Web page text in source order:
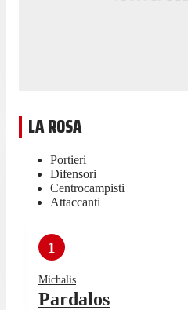
LA ROSA
Portieri
Difensori
Centrocampisti
Attaccanti
1
Michalis
Pardalos